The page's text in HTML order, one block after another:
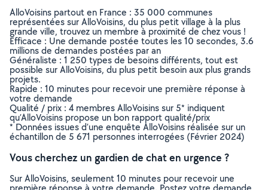
AlloVoisins partout en France : 35 000 communes
représentées sur AlloVoisins, du plus petit village à la plus
grande ville, trouvez un membre à proximité de chez vous !
Efficace : Une demande postée toutes les 10 secondes, 3.6
millions de demandes postées par an
Généraliste : 1 250 types de besoins différents, tout est
possible sur AlloVoisins, du plus petit besoin aux plus grands
projets.
Rapide : 10 minutes pour recevoir une première réponse à
votre demande
Qualité / prix : 4 membres AlloVoisins sur 5* indiquent
qu’AlloVoisins propose un bon rapport qualité/prix
* Données issues d’une enquête AlloVoisins réalisée sur un
échantillon de 5 671 personnes interrogées (Février 2024)
Vous cherchez un gardien de chat en urgence ?
Sur AlloVoisins, seulement 10 minutes pour recevoir une